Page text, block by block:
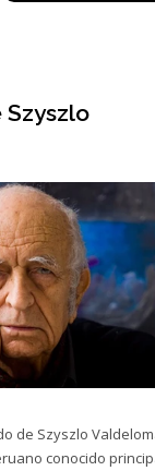
Szyszlo
de Szyszlo
conocido